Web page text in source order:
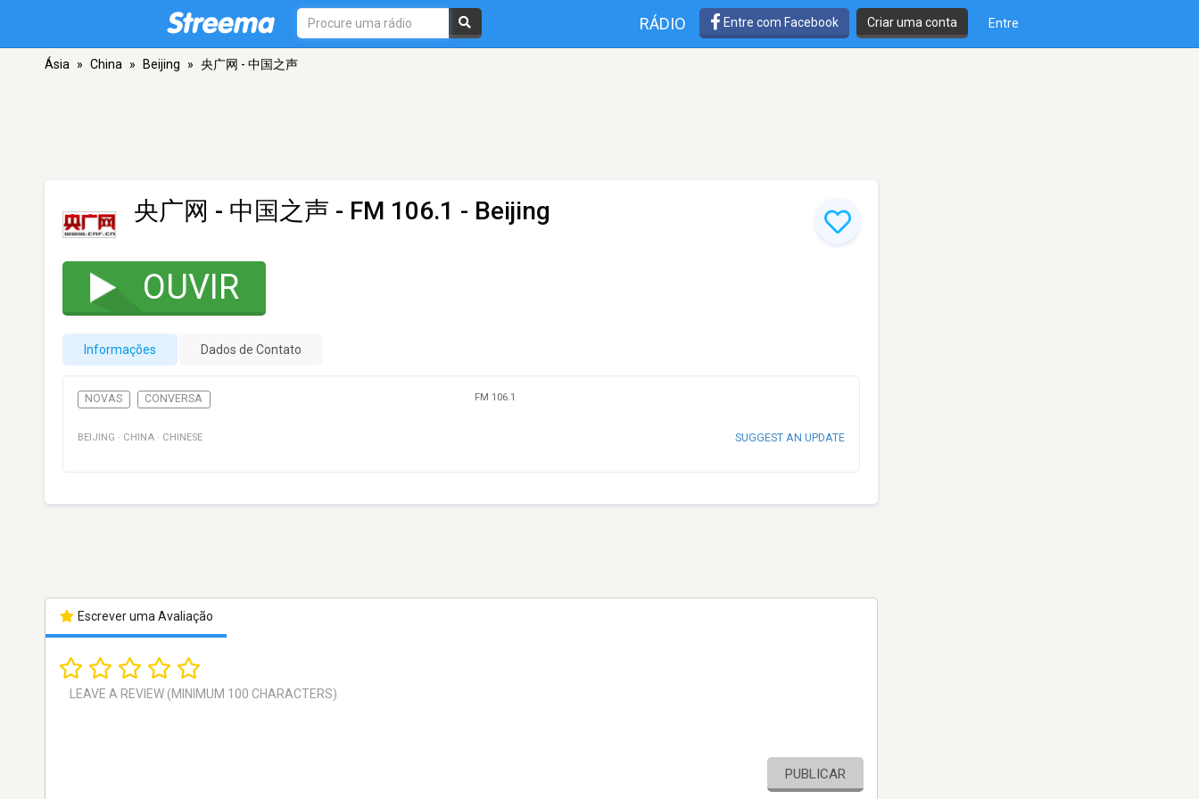
RÁDIO Entre com Facebook Criar uma conta Entre
Ásia » China » Beijing » 央广网 - 中国之声
央广网 - 中国之声 - FM 106.1 - Beijing
OUVIR
Informações Dados de Contato
NOVAS CONVERSA FM 106.1
BEIJING · CHINA · CHINESE SUGGEST AN UPDATE
Escrever uma Avaliação
PUBLICAR